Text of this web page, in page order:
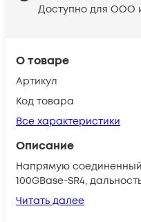
О товаре
Артикул
Код товара
Все характеристики
Описание
Напрямую соединенный
100GBase-SR4,
Читать далее
Доступно для ООО